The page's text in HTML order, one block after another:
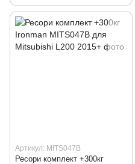
Артикул: MITS047B
Ресори комплект +300кг